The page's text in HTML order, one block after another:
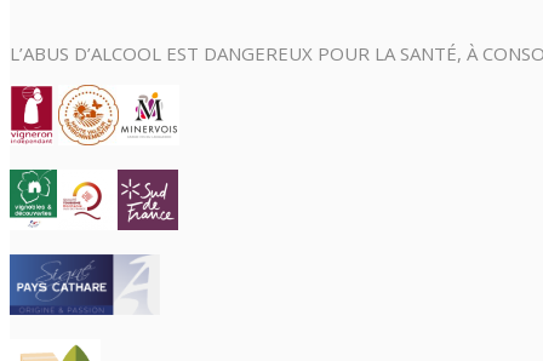
L’ABUS D’ALCOOL EST DANGEREUX POUR LA SANTÉ, À